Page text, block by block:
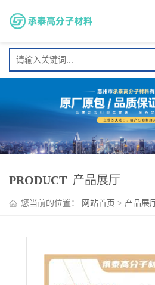
PRODUCT 产品展厅
您当前的位置： 网站首页 > 产品展